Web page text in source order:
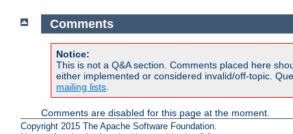
Comments
Notice:
This is not a Q&A section. Comments placed here
either implemented or considered invalid/off-topic.
mailing lists.
Comments are disabled for this page at the moment.
Copyright 2015 The Apache Software Foundation.